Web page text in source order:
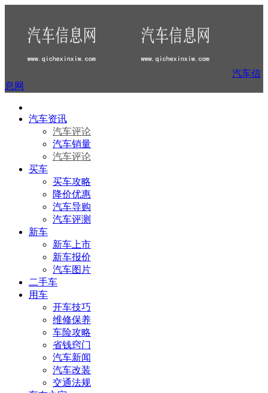
汽车信
息网
汽车资讯
汽车评论
汽车销量
汽车评论
买车
买车攻略
降价优惠
汽车导购
汽车评测
新车
新车上市
新车报价
汽车图片
二手车
用车
开车技巧
维修保养
车险攻略
省钱窍门
汽车新闻
汽车改装
交通法规